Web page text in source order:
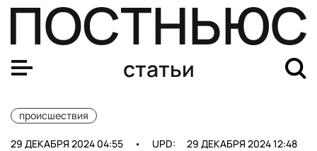
статьи
происшествия
29 ДЕКАБРЯ 2024 04:55 • UPD: 29 ДЕКАБРЯ 2024 12:48
Крушение российского грузового судна Ursa Major: